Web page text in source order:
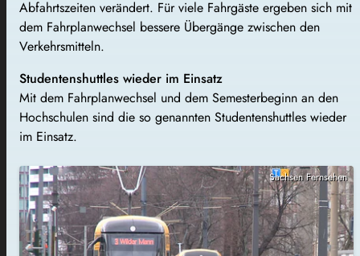
Abfahrtszeiten verändert. Für viele Fahrgäste ergeben sich mit
dem Fahrplanwechsel bessere Übergänge zwischen den
Verkehrsmitteln.
Studentenshuttles wieder im Einsatz
Mit dem Fahrplanwechsel und dem Semesterbeginn an den
Hochschulen sind die so genannten Studentenshuttles wieder
im Einsatz.
Sachsen Fernsehen